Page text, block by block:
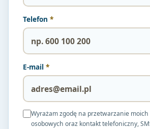
Telefon *
E-mail *
Wyrażam zgodę na przetwarzanie moich
osobowych oraz kontakt telefoniczny,